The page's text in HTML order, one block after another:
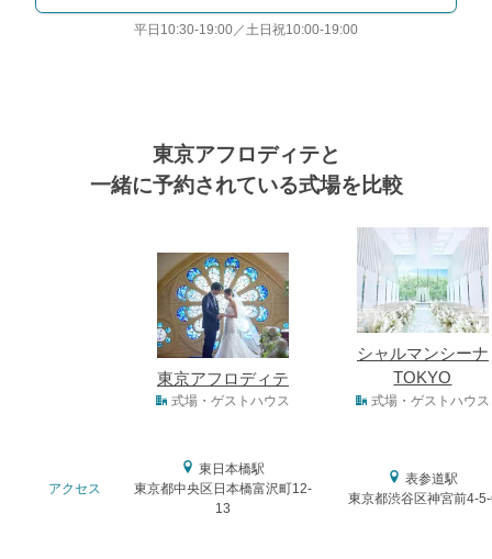
おトクな特典つきフェア
平日10:30-19:00／土日祝10:00-19:00
東京アフロディテと
一緒に予約されている式場を比較
東京アフロディテ
シャルマンシーナ
TOKYO
式場・ゲストハウス 式場・ゲストハウス
アクセス
東日本橋駅
東京都中央区日本橋富沢町12-
13
表参道駅
東京都渋谷区神宮前4-